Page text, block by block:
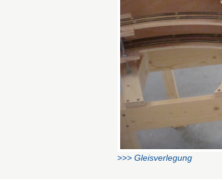
>>> Gleisverlegung